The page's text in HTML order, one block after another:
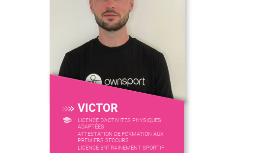
VICTOR
LICENCE D’ACTIVITÉS PHYSIQUES
ADAPTÉES
ATTESTATION DE FORMATION AUX
PREMIERS SECOURS
LICENCE ENTRAINEMENT SPORTIF